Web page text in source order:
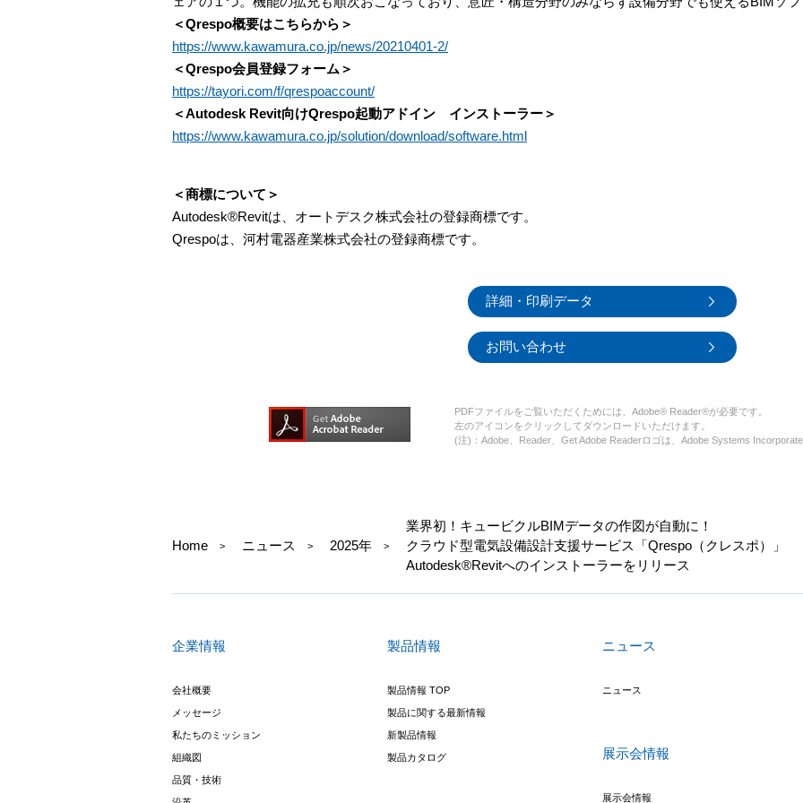
＜Qrespo概要はこちらから＞
https://www.kawamura.co.jp/news/20210401-2/
＜Qrespo会員登録フォーム＞
https://tayori.com/f/qrespoaccount/
＜Autodesk Revit向けQrespo起動アドイン インストーラー＞
https://www.kawamura.co.jp/solution/download/software.html
＜商標について＞
Autodesk®Revitは、オートデスク株式会社の登録商標です。
Qrespoは、河村電器産業株式会社の登録商標です。
詳細・印刷データ
お問い合わせ
PDFファイルをご覧いただくためには、Adobe® Reader®が必要です。
左のアイコンをクリックしてダウンロードいただけます。
(注)：Adobe、Reader、Get Adobe Readerロゴは、Adobe Systems
Home ニュース 2025年
業界初！キュービクルBIMデータの作図が自動に！
クラウド型電気設備設計支援サービス「Qrespo（クレスポ）」
Autodesk®Revitへのインストーラーをリリース
企業情報
会社概要
メッセージ
私たちのミッション
組織図
品質・技術
製品情報
製品情報 TOP
製品に関する最新情報
新製品情報
製品カタログ
ニュース
ニュース
展示会情報
展示会情報